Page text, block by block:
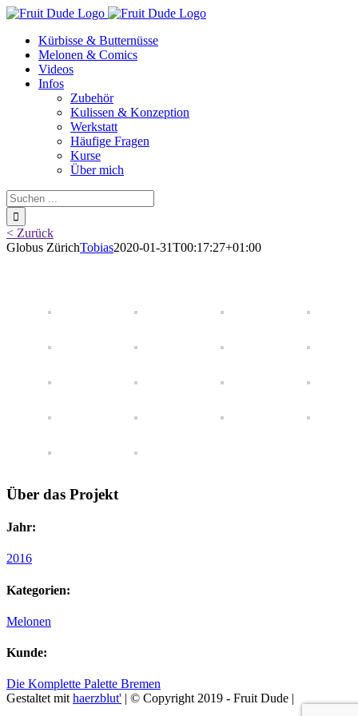
Skip
contentKürbisse & Butternüsse
Melonen & Comics
Videos
Infos
Zubehör
Kulissen & Konzeption
Werkstatt
Häufige Fragen
Kurse
Über mich
Suche
nach:
< Zurück
Globus ZürichTobias2020-01-31T00:17:27+01:00
Über das Projekt
Jahr:
2016
Kategorien:
Melonen
Kunde:
Die Komplette Palette Bremen
Gestaltet mit haerzblut' | © Copyright 2019 - Fruit Dude |